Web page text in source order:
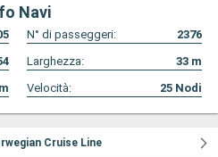
Navi
N° di passeggeri:
2376
Larghezza: 33 m
m Velocità: 25 Nodi
Cruise Line